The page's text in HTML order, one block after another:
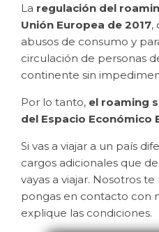
La regulación del
Unión Europea de 2017,
abusos de consumo y
circulación de personas
continente sin
Por lo tanto, el roaming
del Espacio Económico
Si vas a viajar a un país
cargos adicionales que
vayas a viajar. Nosotros
pongas en contacto con
explique las condiciones.